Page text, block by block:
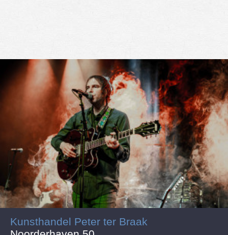
Kunsthandel Peter ter Braak